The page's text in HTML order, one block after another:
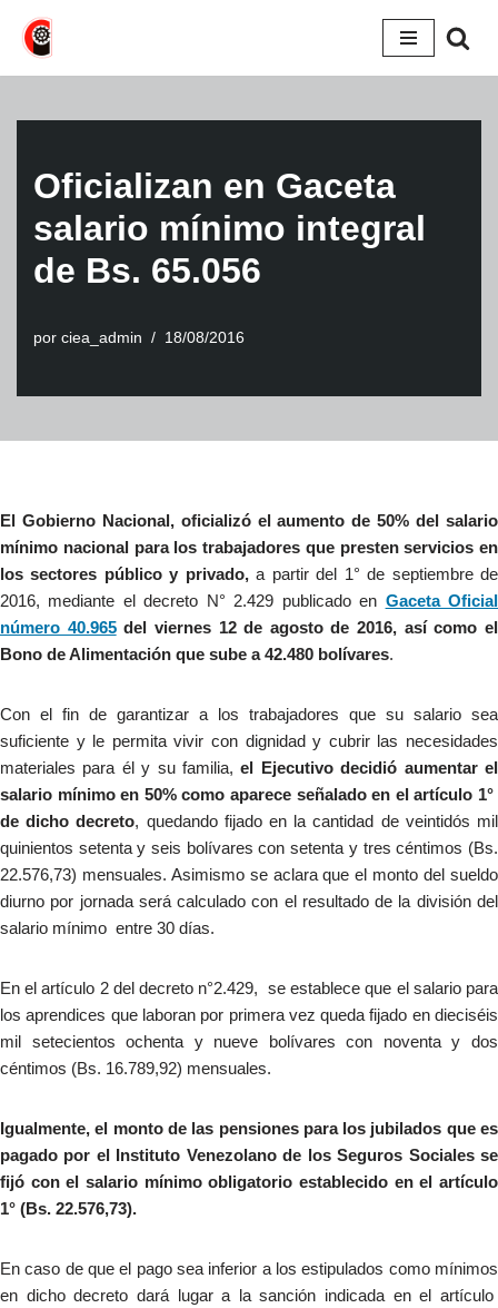
Saltar
Oficializan en Gaceta
salario mínimo integral
de Bs. 65.056
por ciea_admin 18/08/2016
El Gobierno Nacional, oficializó el aumento de 50% del salario
mínimo nacional para los trabajadores que presten servicios en
los sectores público y privado,a partir del 1° de septiembre de
2016, mediante el decreto N° 2.429 publicado en Gaceta Oficial
número 40.965del viernes 12 de agosto de 2016, así como el
Bono de Alimentación que sube a 42.480 bolívares.
Con el fin de garantizar a los trabajadores que su salario sea
suficiente y le permita vivir con dignidad y cubrir las necesidades
materiales para él y su familia,el Ejecutivo decidió aumentar el
salario mínimo en 50% como aparece señalado en el artículo 1°
de dicho decreto, quedando fijado en la cantidad de veintidós mil
quinientos setenta y seis bolívares con setenta y tres céntimos (Bs.
22.576,73) mensuales. Asimismo se aclara que el monto del sueldo
diurno por jornada será calculado con el resultado de la división del
salario mínimo entre 30 días.
En el artículo 2 del decreto n°2.429, se establece que el salario para
los aprendices que laboran por primera vez queda fijado en dieciséis
mil setecientos ochenta y nueve bolívares con noventa y dos
céntimos (Bs. 16.789,92) mensuales.
Igualmente, el monto de las pensiones para los jubilados que es
pagado por el Instituto Venezolano de los Seguros Sociales se
fijó con el salario mínimo obligatorio establecido en el artículo
1° (Bs. 22.576,73).
En caso de que el pago sea inferior a los estipulados como mínimos
en dicho decreto dará lugar a la sanción indicada en el artículo